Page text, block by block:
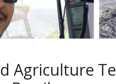
Agriculture